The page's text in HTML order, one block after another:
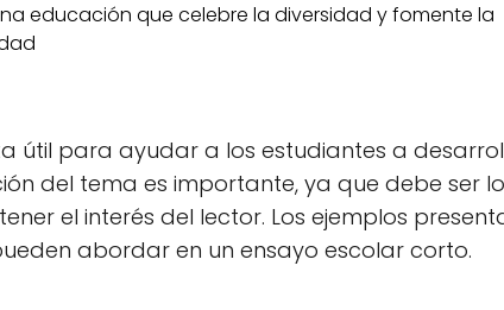
educación que celebre la diversidad y fomente la
útil para ayudar a los estudiantes a
del tema es importante, ya que debe ser lo
el interés del lector. Los ejemplos
abordar en un ensayo escolar corto.